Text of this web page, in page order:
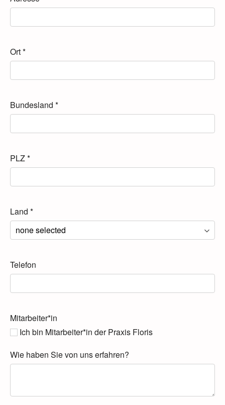
Ort*
Bundesland *
PLZ*
Land *
Telefon
Mitarbeiter*in
Ich bin Mitarbeiter*in der Praxis Floris
Wie haben Sie von uns erfahren?